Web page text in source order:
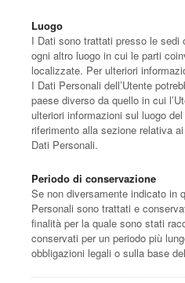
Luogo
I Dati sono trattati presso le sedi
ogni altro luogo in cui le parti
localizzate. Per ulteriori
I Dati Personali dell’Utente
paese diverso da quello in cui
ulteriori informazioni sul luogo
riferimento alla sezione relativa
Dati Personali.
Periodo di conservazione
Se non diversamente indicato in
Personali sono trattati e
finalità per la quale sono stati
conservati per un periodo più
obbligazioni legali o sulla base